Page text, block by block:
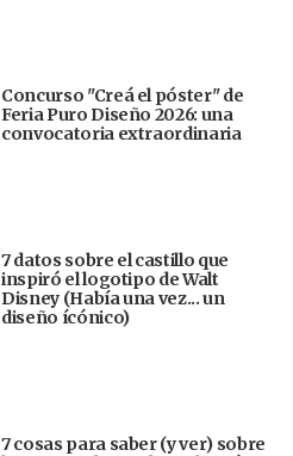
Concurso "Creá el póster" de
Feria Puro Diseño 2026: una
convocatoria extraordinaria
7 datos sobre el castillo que
inspiró el logotipo de Walt
Disney (Había una vez... un
diseño ícónico)
7 cosas para saber (y ver) sobre